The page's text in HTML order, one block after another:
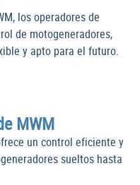
los operadores de
de motogeneradores,
y apto para el futuro.
MWM
un control eficiente y
sueltos hasta